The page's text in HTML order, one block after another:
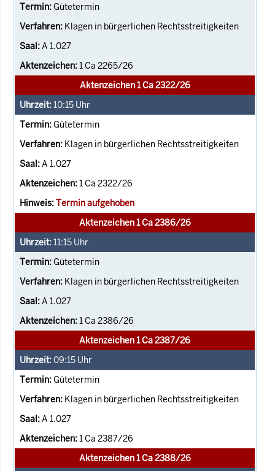
Gütetermin
Klagen in bürgerlichen Rechtsstreitigkeiten
A 1.027
1 Ca 2265/26
Aktenzeichen 1 Ca 2322/26
10:15 Uhr
Gütetermin
Klagen in bürgerlichen Rechtsstreitigkeiten
A 1.027
1 Ca 2322/26
Termin aufgehoben
Aktenzeichen 1 Ca 2386/26
11:15 Uhr
Gütetermin
Klagen in bürgerlichen Rechtsstreitigkeiten
A 1.027
1 Ca 2386/26
Aktenzeichen 1 Ca 2387/26
09:15 Uhr
Gütetermin
Klagen in bürgerlichen Rechtsstreitigkeiten
A 1.027
1 Ca 2387/26
Aktenzeichen 1 Ca 2388/26